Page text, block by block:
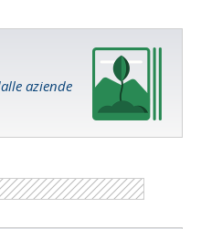
aziende